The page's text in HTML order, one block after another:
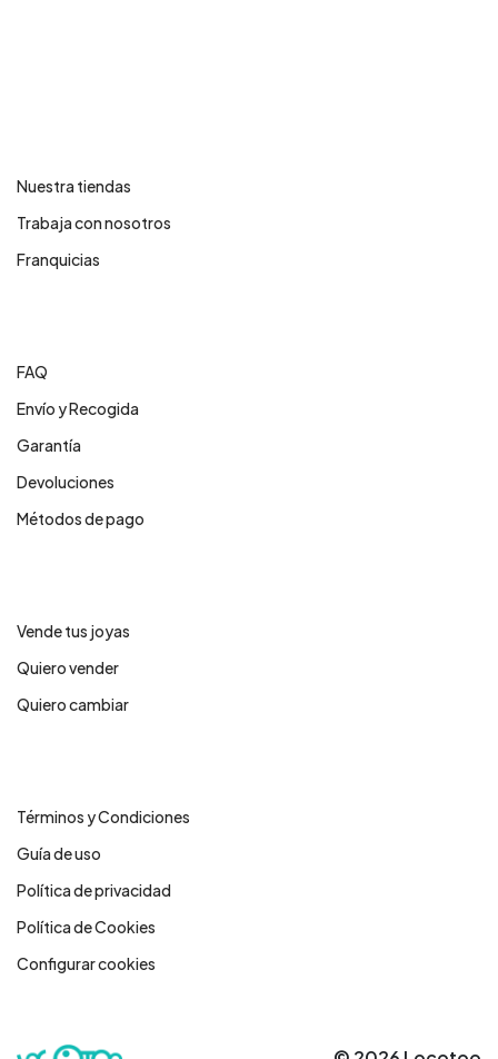
Nuestra tiendas
Trabaja con nosotros
Franquicias
FAQ
Envío y Recogida
Garantía
Devoluciones
Métodos de pago
Vende tus joyas
Quiero vender
Quiero cambiar
Términos y Condiciones
Guía de uso
Política de privacidad
Política de Cookies
Configurar cookies